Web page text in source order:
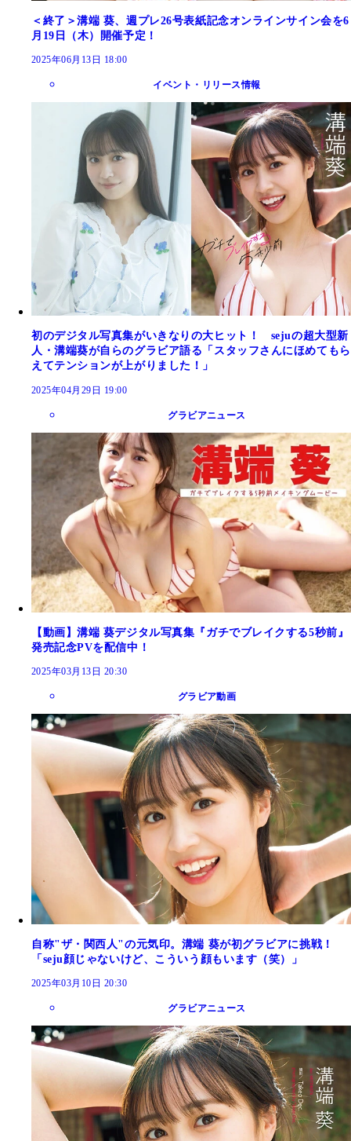
＜終了＞溝端 葵、週プレ26号表紙記念オンラインサイン会を6
月19日（木）開催予定！
2025年06月13日 18:00
イベント・リリース情報
初のデジタル写真集がいきなりの大ヒット！ sejuの超大型新
人・溝端葵が自らのグラビア語る「スタッフさんにほめてもら
えてテンションが上がりました！」
2025年04月29日 19:00
グラビアニュース
【動画】溝端 葵デジタル写真集『ガチでブレイクする5秒前』
発売記念PVを配信中！
2025年03月13日 20:30
グラビア動画
自称"ザ・関西人"の元気印。溝端 葵が初グラビアに挑戦！
「seju顔じゃないけど、こういう顔もいます（笑）」
2025年03月10日 20:30
グラビアニュース